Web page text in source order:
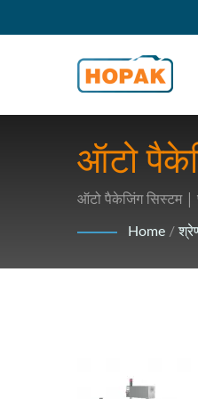
ऑटो
खाद्य
ऑटो पैकेजिंग सिस्टम |
Home /